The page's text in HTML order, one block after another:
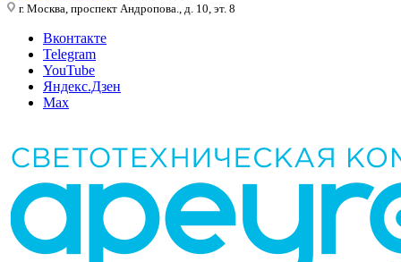
г. Москва, проспект Андропова., д. 10, эт. 8
Вконтакте
Telegram
YouTube
Яндекс.Дзен
Max